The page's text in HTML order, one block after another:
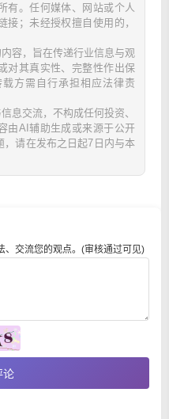
有。任何媒体、网站或个人
接；未经授权擅自使用的，
容，旨在传递行业信息与观
对其真实性、完整性作出保
方需自行承担相应法律责
息交流，不构成任何投资、
由AI辅助生成或来源于公开
请在发布之日起7日内与本
交流您的观点。(审核通过可见)
论